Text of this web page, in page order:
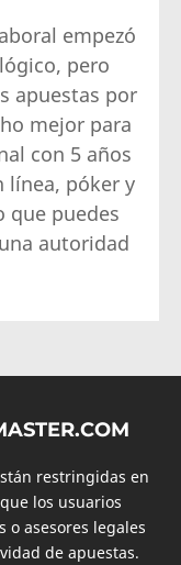
empezó
pero
apuestas por
mejor para
con 5 años
línea, póker y
que puedes
autoridad
restringidas en
los usuarios
o asesores legales
de apuestas.